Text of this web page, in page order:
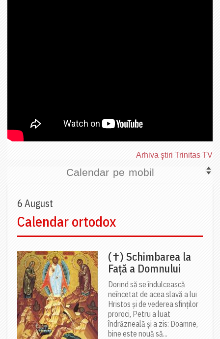
Arhiva ştiri Trinitas TV
Calendar pe mobil
6 August
Calendar ortodox
(✝) Schimbarea la
Față a Domnului
Dorind să se îndulcească
neîncetat de acea slavă a lui
Hristos și de vederea sfinților
proroci, Petru a luat
îndrăzneală și a zis: Doamne,
bine este nouă să...